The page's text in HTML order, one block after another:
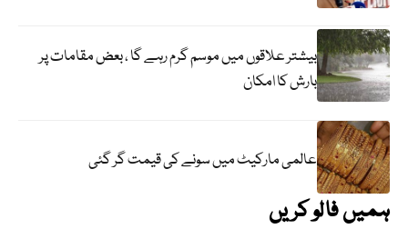
بیشتر علاقوں میں موسم گرم رہے گا ، بعض مقامات پر
بارش کا امکان
عالمی مارکیٹ میں سونے کی قیمت گر گئی
ہمیں فالو کریں